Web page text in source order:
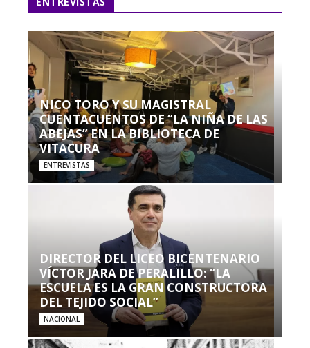
NICO TORO Y SU MAGISTRAL
CUENTACUENTOS DE “LA NIÑA DE LAS
ABEJAS” EN LA BIBLIOTECA DE
VITACURA
ENTREVISTAS
DIRECTOR DEL LICEO BICENTENARIO
VÍCTOR JARA DE PERALILLO: “LA
ESCUELA ES LA GRAN CONSTRUCTORA
DEL TEJIDO SOCIAL”
NACIONAL